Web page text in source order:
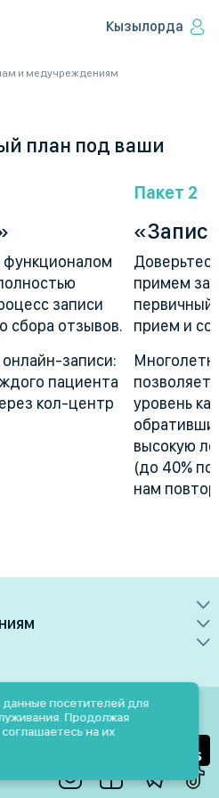
Кызылорда
и медучреждениям
план под ваши
функционалом
записи
сбора отзывов.
записи:
пациента
кол-центр
Пакет 2
примем
первичный
прием и
позволяет
уровень
высокую
(до 40%
нам
разрешено только при
источник
посетителей для
Продолжая
на их